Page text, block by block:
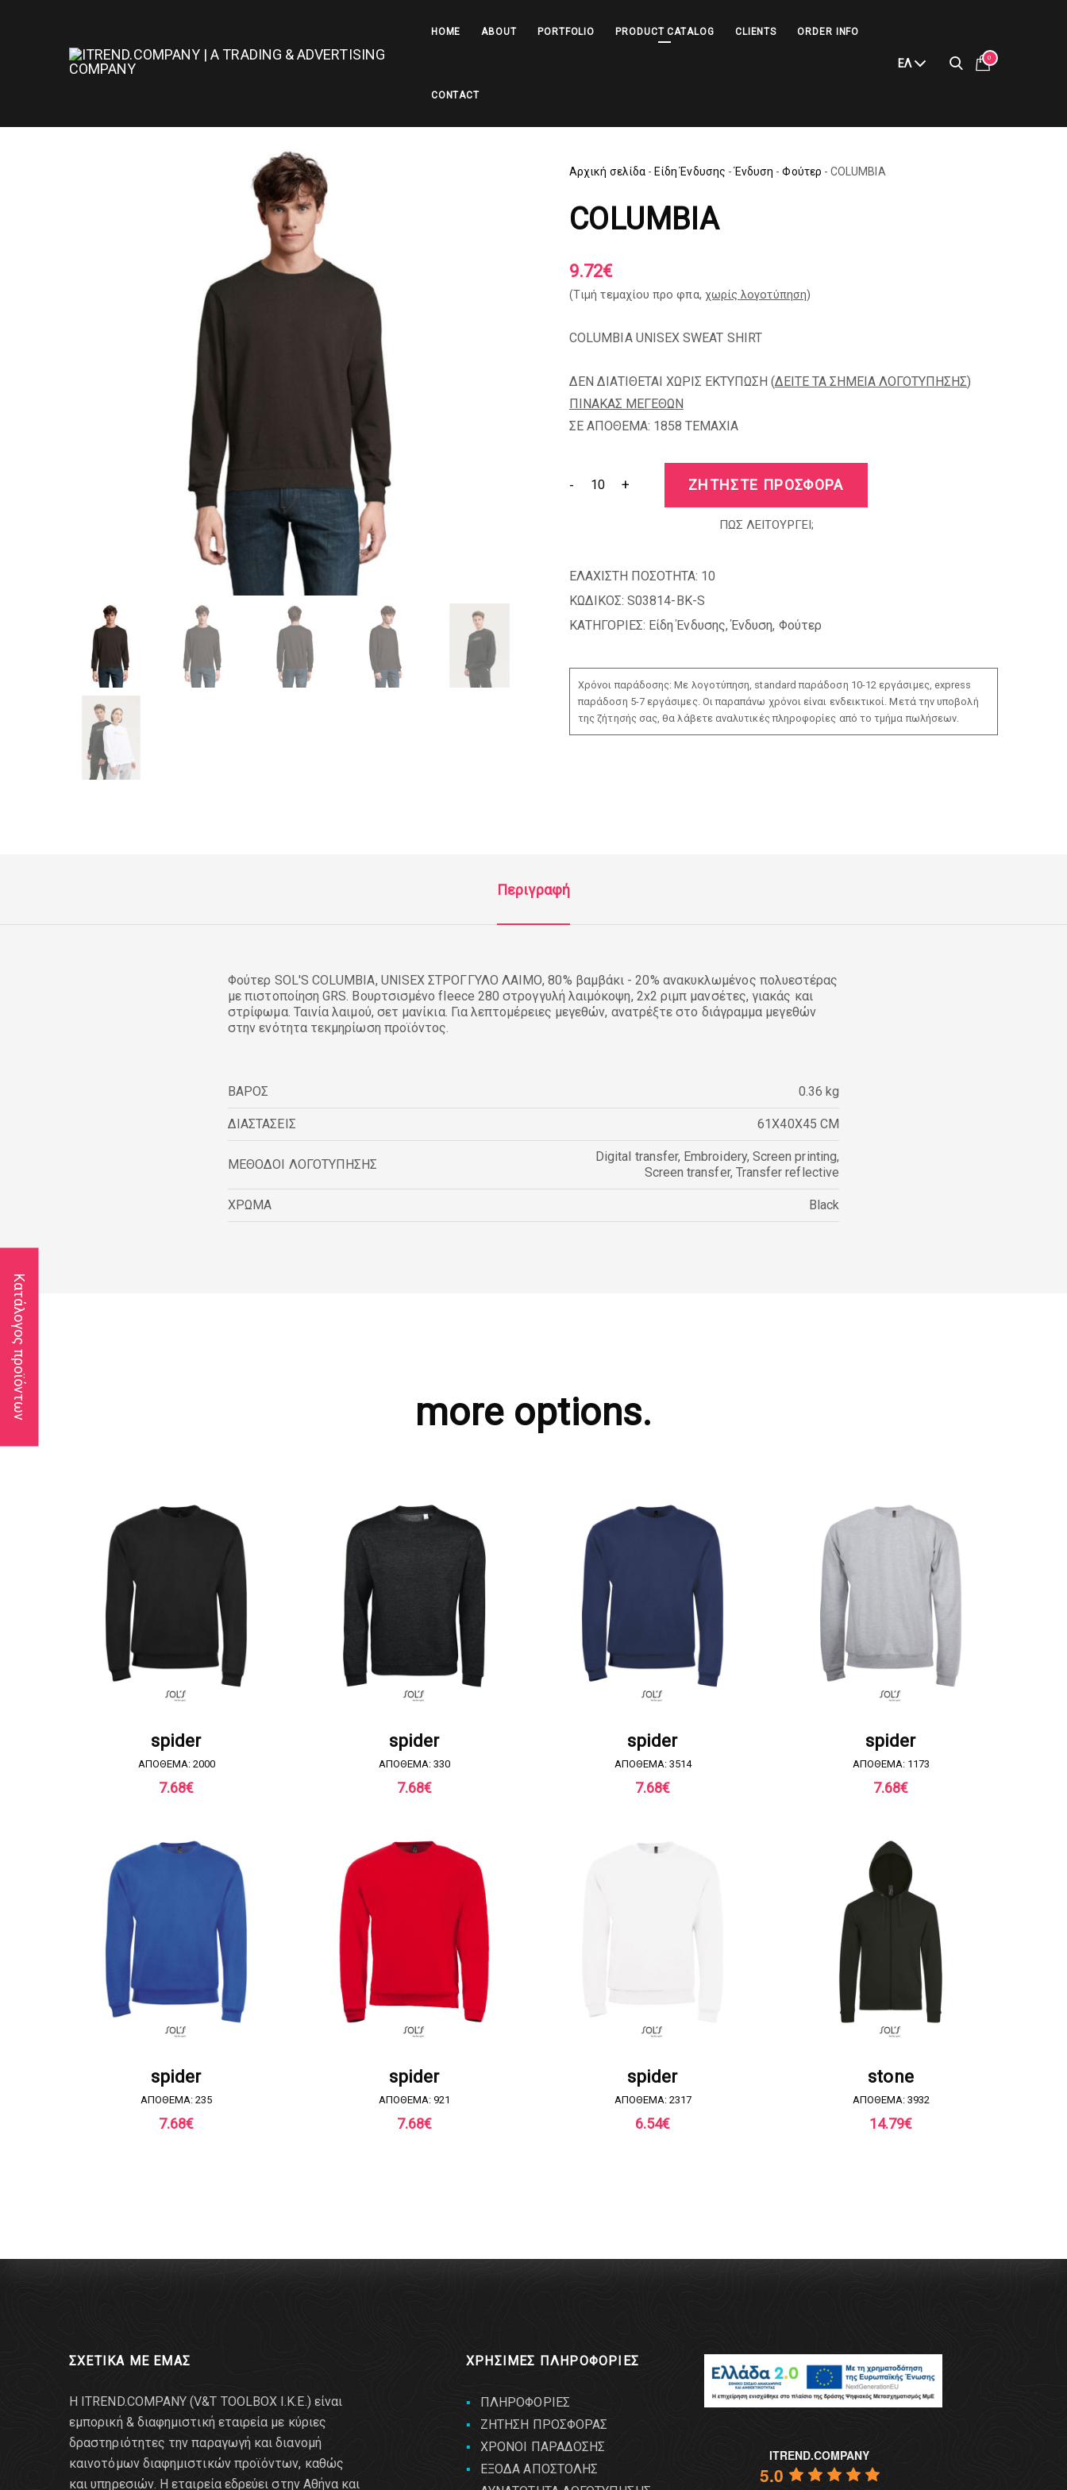
Κατάλογος προϊόντων
HOME ABOUT PORTFOLIO PRODUCT CATALOG CLIENTS ORDER INFO
CONTACT
ΕΛ 0
Αρχική σελίδα - Είδη Ένδυσης - Ένδυση - Φούτερ - COLUMBIA
COLUMBIA
9.72€
(Tιμή τεμαχίου προ φπα, χωρίς λογοτύπηση)
COLUMBIA UNISEX SWEAT SHIRT
ΔΕΝ ΔΙΑΤΙΘΕΤΑΙ ΧΩΡΙΣ ΕΚΤΥΠΩΣΗ (ΔΕΙΤΕ ΤΑ ΣΗΜΕΙΑ ΛΟΓΟΤΥΠΗΣΗΣ)
ΠΙΝΑΚΑΣ ΜΕΓΕΘΩΝ
ΣΕ ΑΠΟΘΕΜΑ: 1858 TEMAXIA
- + ΖΗΤΗΣΤΕ ΠΡΟΣΦΟΡΑ
ΠΩΣ ΛΕΙΤΟΥΡΓΕΙ;
ΕΛΑΧΙΣΤΗ ΠΟΣΟΤΗΤΑ: 10
ΚΩΔΙΚΟΣ: S03814-BK-S
ΚΑΤΗΓΟΡΙΕΣ: Είδη Ένδυσης,Ένδυση, Φούτερ
Χρόνοι παράδοσης: Με λογοτύπηση, standard παράδοση 10-12 εργάσιμες, express
παράδοση 5-7 εργάσιμες. Οι παραπάνω χρόνοι είναι ενδεικτικοί. Μετά την υποβολή
της ζήτησής σας, θα λάβετε αναλυτικές πληροφορίες από το τμήμα πωλήσεων.
Περιγραφή
Φούτερ SOL'S COLUMBIA, UNISEX ΣΤΡΟΓΓΥΛΟ ΛΑΙΜΟ, 80% βαμβάκι - 20% ανακυκλωμένος πολυεστέρας
με πιστοποίηση GRS. Βουρτσισμένο fleece 280 στρογγυλή λαιμόκοψη, 2x2 ριμπ μανσέτες, γιακάς και
στρίφωμα. Ταινία λαιμού, σετ μανίκια. Για λεπτομέρειες μεγεθών, ανατρέξτε στο διάγραμμα μεγεθών
στην ενότητα τεκμηρίωση προϊόντος.
ΒΑΡΟΣ 0.36 kg
ΔΙΑΣΤΑΣΕΙΣ 61X40X45 CM
ΜΕΘΟΔΟΙ ΛΟΓΟΤΥΠΗΣΗΣ
Digital transfer, Embroidery, Screen printing,
Screen transfer, Transfer reflective
ΧΡΩΜΑ Black
more options.
ΖΗΤΗΣΤΕ ΠΡΟΣΦΟΡΑ
spider
ΑΠΟΘΕΜΑ: 2000
7.68€
ΖΗΤΗΣΤΕ ΠΡΟΣΦΟΡΑ
spider
ΑΠΟΘΕΜΑ: 330
7.68€
ΖΗΤΗΣΤΕ ΠΡΟΣΦΟΡΑ
spider
ΑΠΟΘΕΜΑ: 3514
7.68€
ΖΗΤΗΣΤΕ ΠΡΟΣΦΟΡΑ
spider
ΑΠΟΘΕΜΑ: 1173
7.68€
ΖΗΤΗΣΤΕ ΠΡΟΣΦΟΡΑ
spider
ΑΠΟΘΕΜΑ: 235
7.68€
ΖΗΤΗΣΤΕ ΠΡΟΣΦΟΡΑ
spider
ΑΠΟΘΕΜΑ: 921
7.68€
ΖΗΤΗΣΤΕ ΠΡΟΣΦΟΡΑ
spider
ΑΠΟΘΕΜΑ: 2317
6.54€
ΖΗΤΗΣΤΕ ΠΡΟΣΦΟΡΑ
stone
ΑΠΟΘΕΜΑ: 3932
14.79€
ΣΧΕΤΙΚΑ ΜΕ ΕΜΑΣ
Η ITREND.COMPANY (V&T TOOLBOX Ι.Κ.Ε.) είναι
εμπορική & διαφημιστική εταιρεία με κύριες
δραστηριότητες την παραγωγή και διανομή
καινοτόμων διαφημιστικών προϊόντων, καθώς
και υπηρεσιών. Η εταιρεία εδρεύει στην Αθήνα και
ΧΡΗΣΙΜΕΣ ΠΛΗΡΟΦΟΡΙΕΣ
ΠΛΗΡΟΦΟΡΙΕΣ
ΖΗΤΗΣΗ ΠΡΟΣΦΟΡΑΣ
ΧΡΟΝΟΙ ΠΑΡΑΔΟΣΗΣ
ΕΞΟΔΑ ΑΠΟΣΤΟΛΗΣ
ITREND.COMPANY
5.0